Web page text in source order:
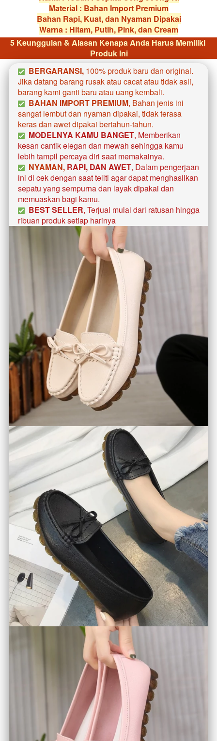
Material : Bahan Import Premium
Bahan Rapi, Kuat, dan Nyaman Dipakai
Warna : Hitam, Putih, Pink, dan Cream
5 Keunggulan & Alasan Kenapa Anda Harus Memiliki
Produk Ini
BERGARANSI, 100% produk baru dan original.
Jika datang barang rusak atau cacat atau tidak asli,
barang kami ganti baru atau uang kembali.
BAHAN IMPORT PREMIUM, Bahan jenis ini
sangat lembut dan nyaman dipakai, tidak terasa
keras dan awet dipakai bertahun-tahun.
MODELNYA KAMU BANGET, Memberikan
kesan cantik elegan dan mewah sehingga kamu
lebih tampil percaya diri saat memakainya.
  NYAMAN,
RAPI, DAN AWET, Dalam pengerjaan
ini di cek dengan saat teliti agar dapat menghasilkan
sepatu yang sempurna dan layak dipakai dan
memuaskan bagi kamu.
BEST SELLER, Terjual mulai dari ratusan hingga
ribuan produk setiap harinya